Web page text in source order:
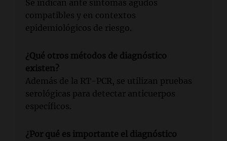
Se indican ante síntomas agudos
compatibles y en contextos
epidemiológicos de riesgo.
¿Qué otros métodos de diagnóstico
existen?
Además de la RT-PCR, se utilizan pruebas
serológicas para detectar anticuerpos
específicos.
¿Por qué es importante el diagnóstico